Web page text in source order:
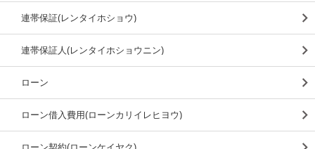
連帯保証(レンタイホショウ)
連帯保証人(レンタイホショウニン)
ローン
ローン借入費用(ローンカリイレヒヨウ)